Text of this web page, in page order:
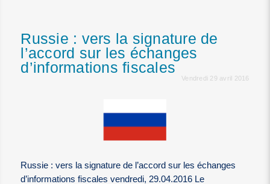
Russie : vers la signature de
l’accord sur les échanges
d’informations fiscales
Vendredi 29 avril 2016
Russie : vers la signature de l’accord sur les échanges
d’informations fiscales vendredi, 29.04.2016 Le